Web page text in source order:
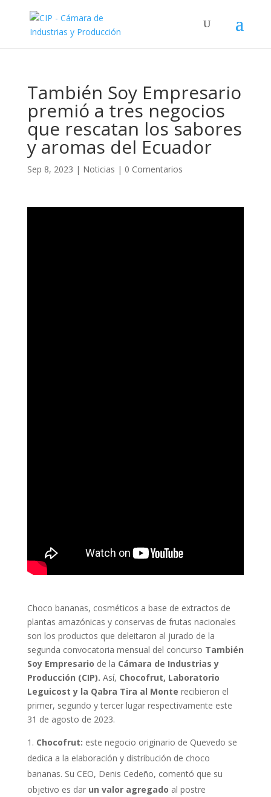
También Soy Empresario
premió a tres negocios
que rescatan los sabores
y aromas del Ecuador
Sep 8, 2023 | Noticias | 0 Comentarios
Choco bananas, cosméticos a base de extractos de
plantas amazónicas y conservas de frutas nacionales
son los productos que deleitaron al jurado de la
segunda convocatoria mensual del concurso También
Soy Empresario de la Cámara de Industrias y
Producción (CIP). Así, Chocofrut, Laboratorio
Leguicost y la Qabra Tira al Monte recibieron el
primer, segundo y tercer lugar respectivamente este
31 de agosto de 2023.
Chocofrut: este negocio originario de Quevedo se
dedica a la elaboración y distribución de choco
bananas. Su CEO, Denis Cedeño, comentó que su
objetivo es dar un valor agregado al postre